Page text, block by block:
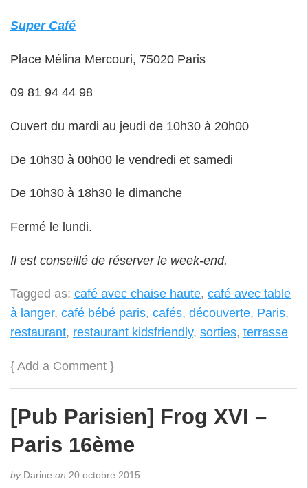
Super Café
Place Mélina Mercouri, 75020 Paris
09 81 94 44 98
Ouvert du mardi au jeudi de 10h30 à 20h00
De 10h30 à 00h00 le vendredi et samedi
De 10h30 à 18h30 le dimanche
Fermé le lundi.
Il est conseillé de réserver le week-end.
Tagged as: café avec chaise haute, café avec table
à langer, café bébé paris, cafés, découverte, Paris,
restaurant, restaurant kidsfriendly, sorties, terrasse
{ Add a Comment }
[Pub Parisien] Frog XVI –
Paris 16ème
byDarine on 20 octobre 2015